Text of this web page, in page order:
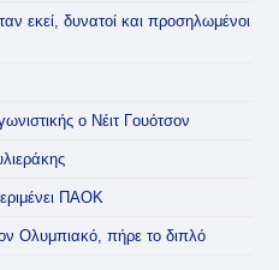
εκεί, δυνατοί και προσηλωμένοι
ο Νέιτ Γουότσον
ΠΑΟΚ
Ολυμπιακό, πήρε το διπλό